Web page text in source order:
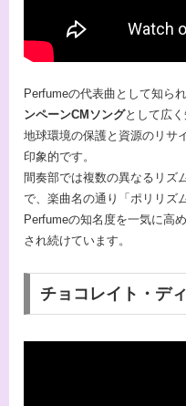
Perfumeの代表曲として知られ
ンペーンCMソングとして広く
地球環境の保護と資源のリサ
印象的です。
間奏部では複数の異なるリズ
で、楽曲名の通り「ポリリズ
Perfumeの知名度を一気に高
され続けています。
チョコレイト・デ